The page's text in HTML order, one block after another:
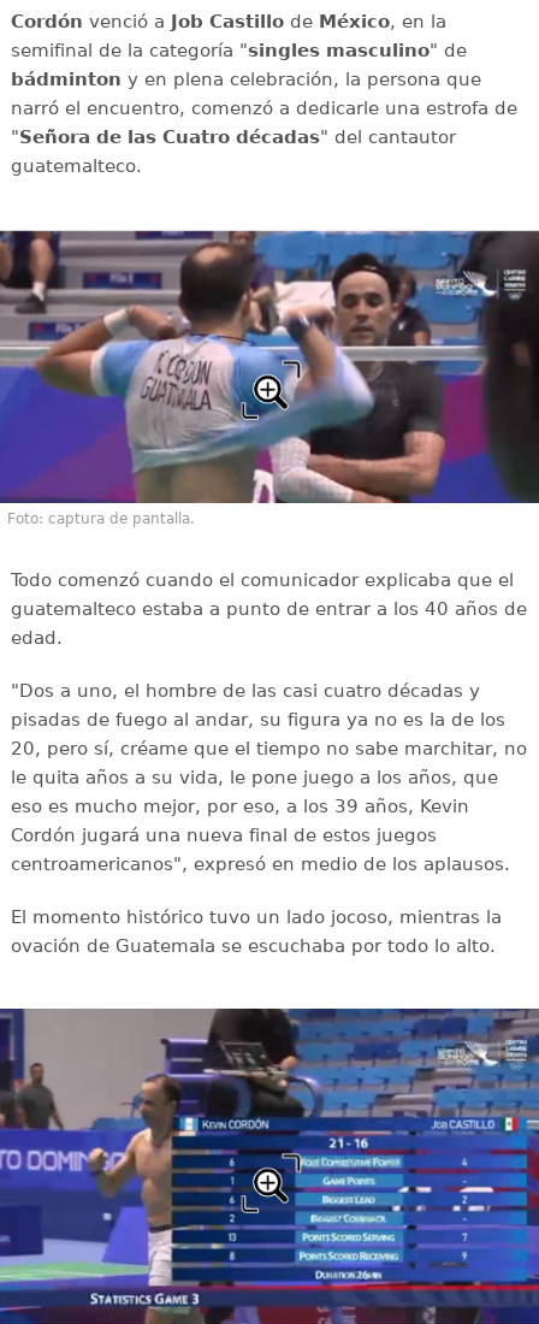
Cordón venció a Job CastillodeMéxico, en la
semifinal de la categoría "singles masculino" de
bádminton y en plena celebración, la persona que
narró el encuentro, comenzó a dedicarle una estrofa de
"Señora de las Cuatro décadas" del cantautor
guatemalteco.
Foto: captura de pantalla.
Todo comenzó cuando el comunicador explicaba que el
guatemalteco estaba a punto de entrar a los 40 años de
edad.
"Dos a uno, el hombre de las casi cuatro décadas y
pisadas de fuego al andar, su figura ya no es la de los
20, pero sí, créame que el tiempo no sabe marchitar, no
le quita años a su vida, le pone juego a los años, que
eso es mucho mejor, por eso, a los 39 años, Kevin
Cordón jugará una nueva final de estos juegos
centroamericanos", expresó en medio de los aplausos.
El momento histórico tuvo un lado jocoso, mientras la
ovación de Guatemala se escuchaba por todo lo alto.